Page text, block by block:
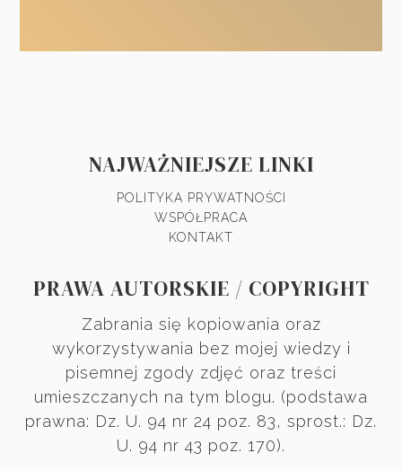
NAJWAŻNIEJSZE LINKI
POLITYKA PRYWATNOŚCI
WSPÓŁPRACA
KONTAKT
PRAWA AUTORSKIE / COPYRIGHT
Zabrania się kopiowania oraz
wykorzystywania bez mojej wiedzy i
pisemnej zgody zdjęć oraz treści
umieszczanych na tym blogu. (podstawa
prawna: Dz. U. 94 nr 24 poz. 83, sprost.: Dz.
U. 94 nr 43 poz. 170).